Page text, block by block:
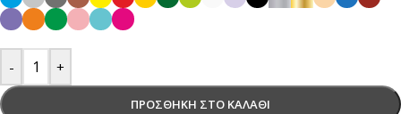
- +
ΠΡΟΣΘΉΚΗ ΣΤΟ ΚΑΛΆΘΙ